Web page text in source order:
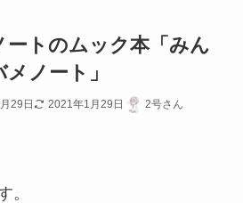
ートのムック本「みん
ノート」
29日 2021年1月29日 2号さん
。